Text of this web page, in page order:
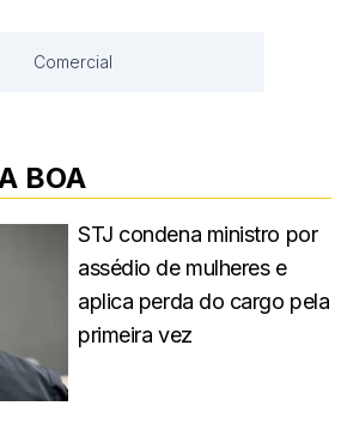
Comercial
BOA
STJ condena ministro por
assédio de mulheres e
aplica perda do cargo pela
primeira vez